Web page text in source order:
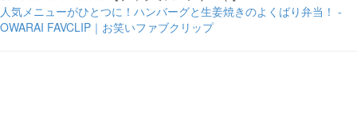
人気メニューがひとつに！ハンバーグと生姜焼きのよくばり弁当！ -
OWARAI FAVCLIP｜お笑いファブクリップ